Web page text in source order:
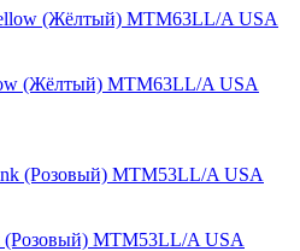
(Жёлтый) MTM63LL/A USA
(Розовый) MTM53LL/A USA